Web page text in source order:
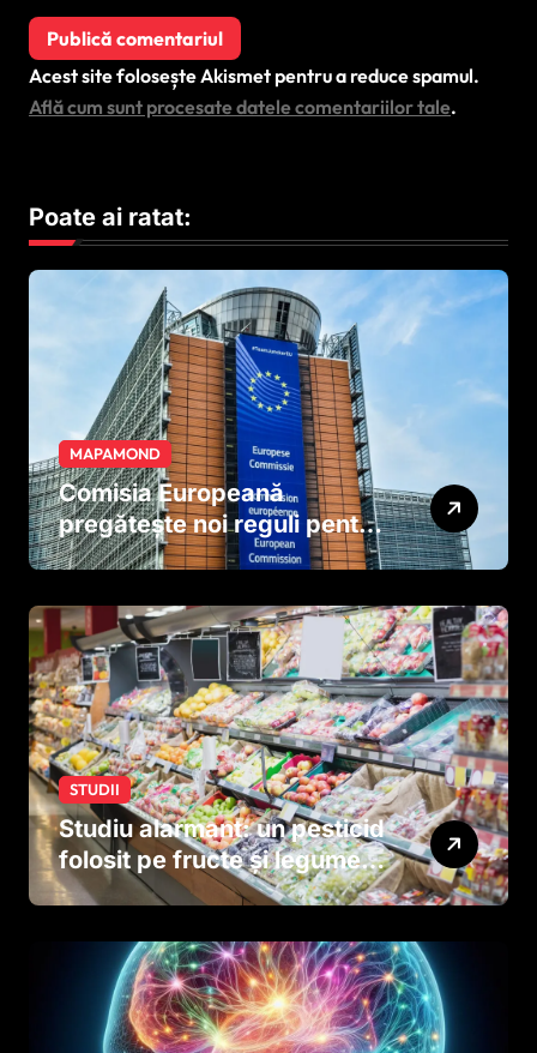
Acest site folosește Akismet pentru a reduce spamul.
Află cum sunt procesate datele comentariilor tale.
Poate ai ratat:
MAPAMOND
Comisia Europeană
pregătește noi reguli pentru
tutun și țigările electronice
STUDII
Studiu alarmant: un pesticid
folosit pe fructe și legume
ar putea afecta dezvoltarea
dinainte de naștere